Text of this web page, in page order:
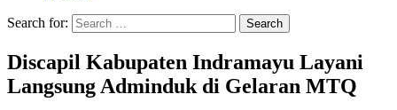
Search for:
Discapil Kabupaten Indramayu Layani
Langsung Adminduk di Gelaran MTQ